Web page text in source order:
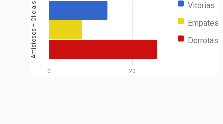
Vitórias
Empates
Derrotas
0 20
Amistosos + Oficiais